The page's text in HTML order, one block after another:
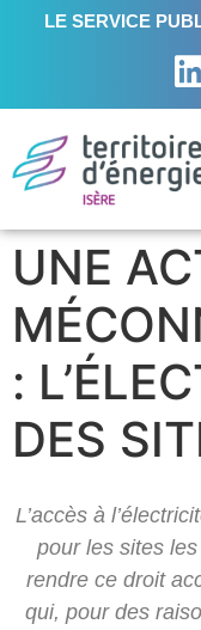
LE SERVICE
UNE
:
DES
L’accès à
pour les sites
rendre ce droit
qui, pour des